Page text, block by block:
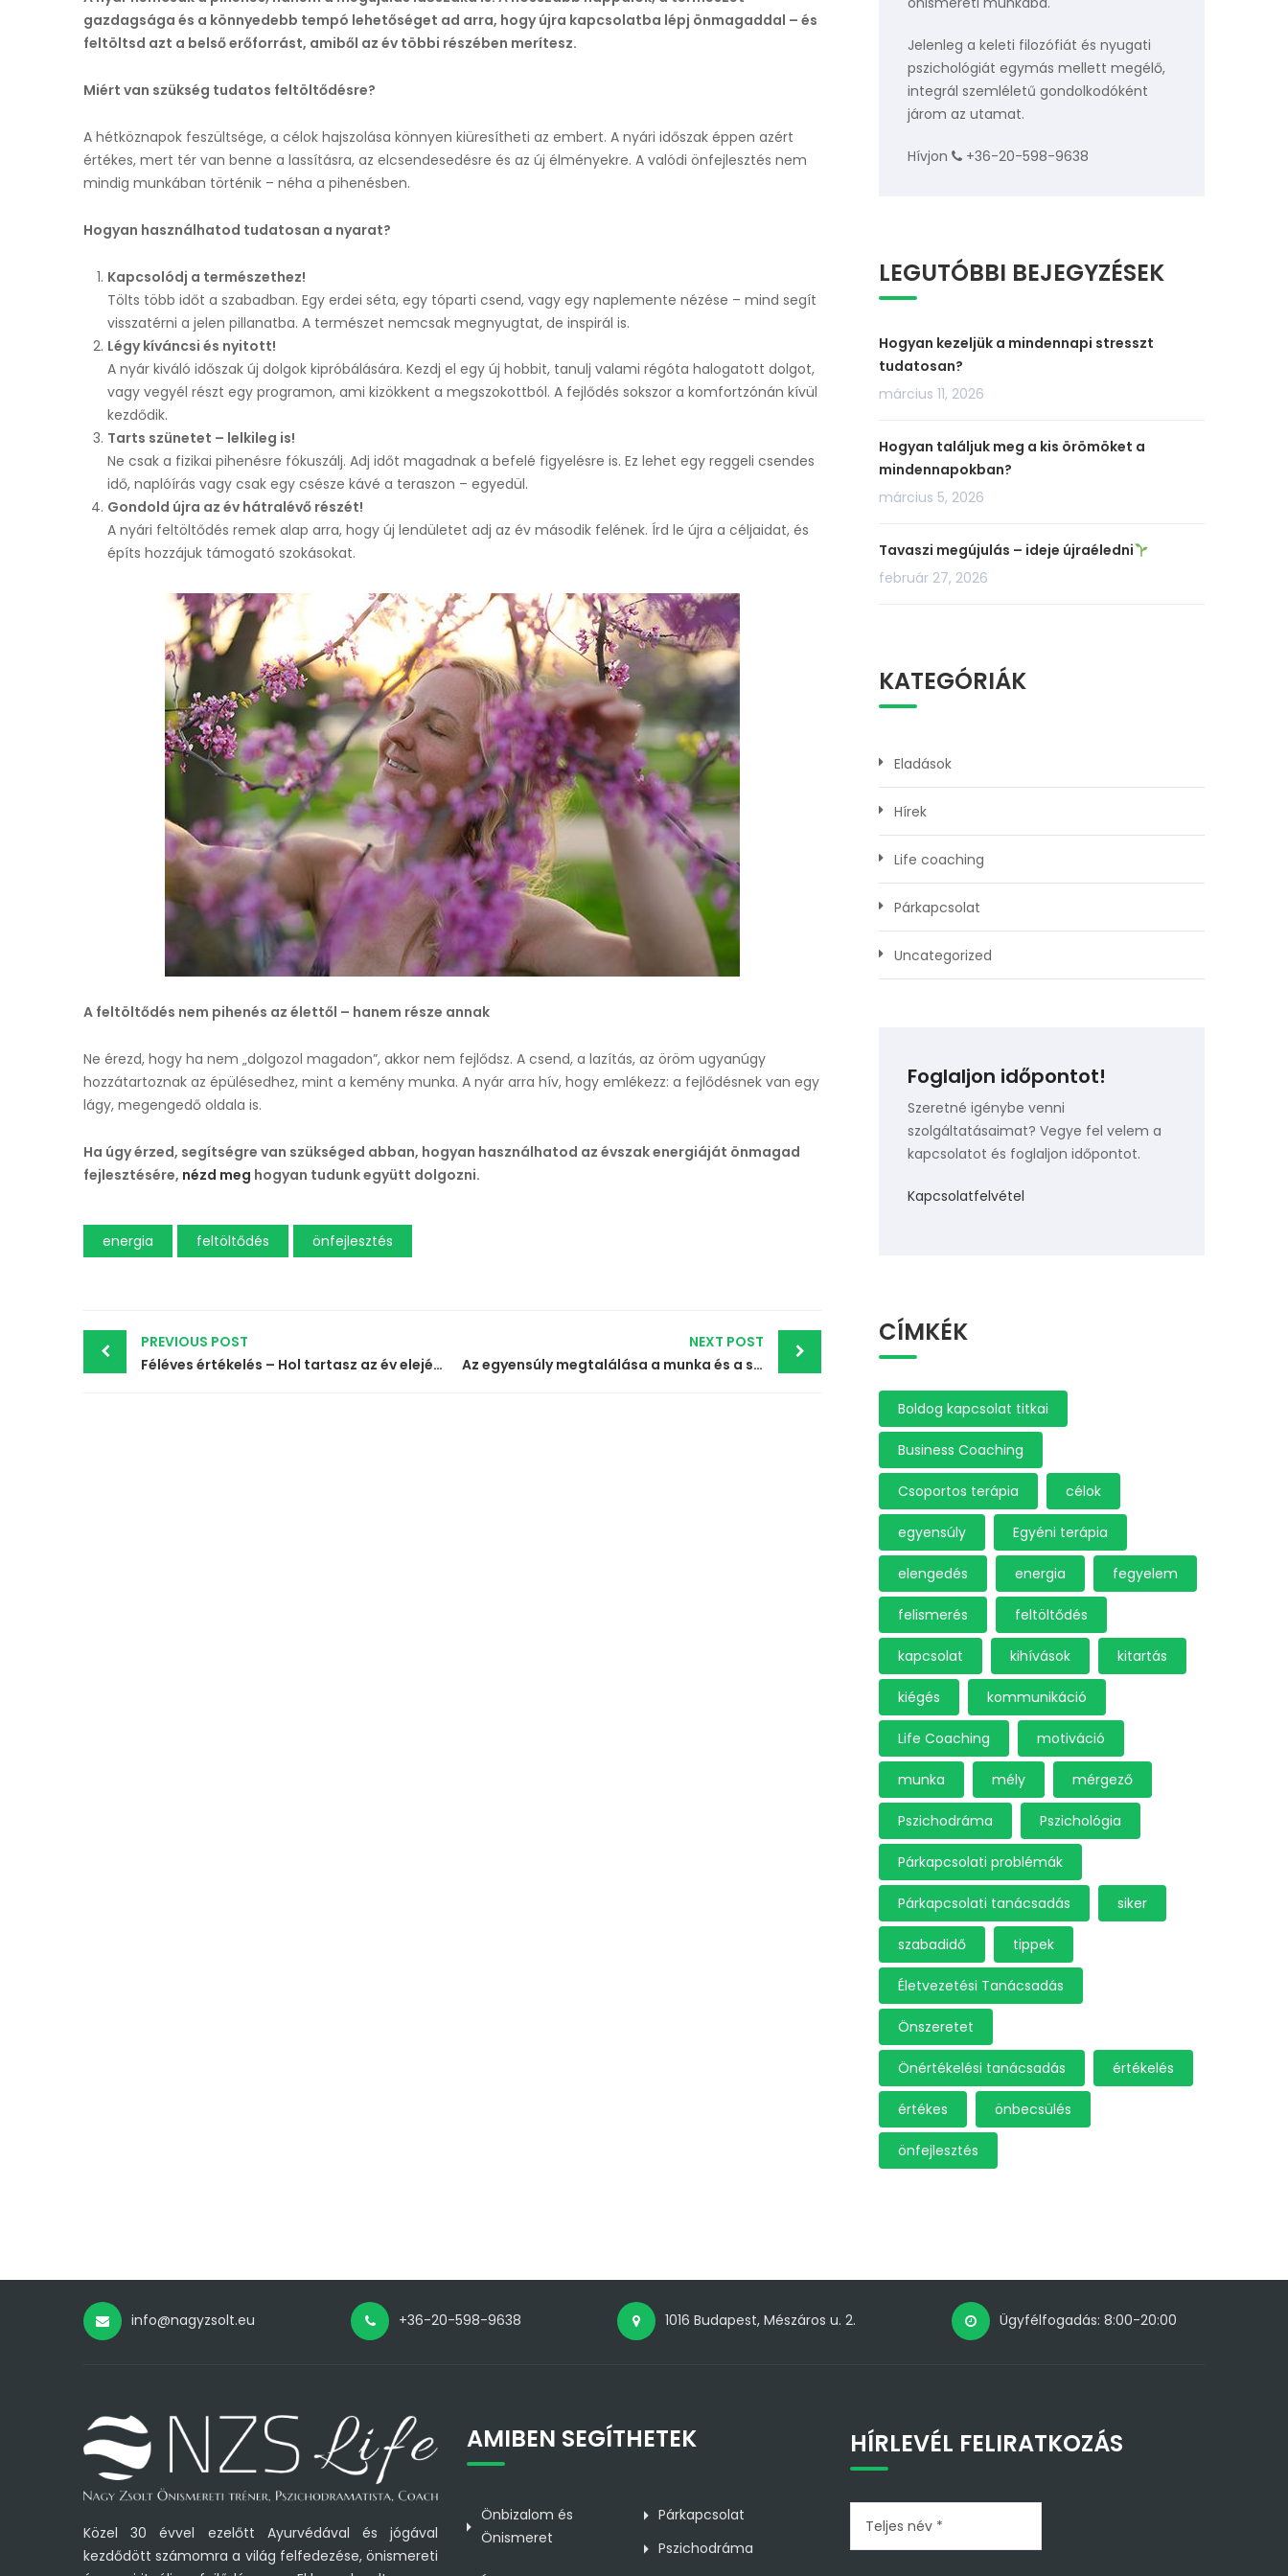
gazdagsága és a könnyedebb tempó lehetőséget ad arra, hogy újra kapcsolatba lépj önmagaddal – és
feltöltsd azt a belső erőforrást, amiből az év többi részében merítesz.
Miért van szükség tudatos feltöltődésre?
A hétköznapok feszültsége, a célok hajszolása könnyen kiüresítheti az embert. A nyári időszak éppen azért
értékes, mert tér van benne a lassításra, az elcsendesedésre és az új élményekre. A valódi önfejlesztés nem
mindig munkában történik – néha a pihenésben.
Hogyan használhatod tudatosan a nyarat?
Kapcsolódj a természethez!
Tölts több időt a szabadban. Egy erdei séta, egy tóparti csend, vagy egy naplemente nézése – mind segít
visszatérni a jelen pillanatba. A természet nemcsak megnyugtat, de inspirál is.
Légy kíváncsi és nyitott!
A nyár kiváló időszak új dolgok kipróbálására. Kezdj el egy új hobbit, tanulj valami régóta halogatott dolgot,
vagy vegyél részt egy programon, ami kizökkent a megszokottból. A fejlődés sokszor a komfortzónán kívül
kezdődik.
Tarts szünetet – lelkileg is!
Ne csak a fizikai pihenésre fókuszálj. Adj időt magadnak a befelé figyelésre is. Ez lehet egy reggeli csendes
idő, naplóírás vagy csak egy csésze kávé a teraszon – egyedül.
Gondold újra az év hátralévő részét!
A nyári feltöltődés remek alap arra, hogy új lendületet adj az év második felének. Írd le újra a céljaidat, és
építs hozzájuk támogató szokásokat.
A feltöltődés nem pihenés az élettől – hanem része annak
Ne érezd, hogy ha nem „dolgozol magadon”, akkor nem fejlődsz. A csend, a lazítás, az öröm ugyanúgy
hozzátartoznak az épülésedhez, mint a kemény munka. A nyár arra hív, hogy emlékezz: a fejlődésnek van egy
lágy, megengedő oldala is.
Ha úgy érzed, segítségre van szükséged abban, hogyan használhatod az évszak energiáját önmagad
fejlesztésére, nézd meg hogyan tudunk együtt dolgozni.
energia feltöltődés önfejlesztés
Post
navigation
PREVIOUS POST
Féléves értékelés – Hol tartasz az év elején kitűzött céljaiddal?
NEXT POST
Az egyensúly megtalálása a munka és a szabadidő között – tippek a kiégés ellen
Jelenleg a keleti filozófiát és nyugati
pszichológiát egymás mellett megélő,
integrál szemléletű gondolkodóként
járom az utamat.
Hívjon +36-20-598-9638
LEGUTÓBBI BEJEGYZÉSEK
Hogyan kezeljük a mindennapi stresszt
tudatosan?
március 11, 2026
Hogyan találjuk meg a kis örömöket a
mindennapokban?
március 5, 2026
Tavaszi megújulás – ideje újraéledni
február 27, 2026
KATEGÓRIÁK
Eladások
Hírek
Life coaching
Párkapcsolat
Uncategorized
Foglaljon időpontot!
Szeretné igénybe venni
szolgáltatásaimat? Vegye fel velem a
kapcsolatot és foglaljon időpontot.
Kapcsolatfelvétel
CÍMKÉK
Boldog kapcsolat titkai
Business Coaching
Csoportos terápia célok
egyensúly Egyéni terápia
elengedés energia fegyelem
felismerés feltöltődés
kapcsolat kihívások kitartás
kiégés kommunikáció
Life Coaching motiváció
munka mély mérgező
Pszichodráma Pszichológia
Párkapcsolati problémák
Párkapcsolati tanácsadás siker
szabadidő tippek
Életvezetési Tanácsadás
Önszeretet
Önértékelési tanácsadás értékelés
értékes önbecsülés
önfejlesztés
info@nagyzsolt.eu +36-20-598-9638 1016 Budapest, Mészáros u. 2. Ügyfélfogadás: 8:00-20:00
Közel 30 évvel ezelőtt Ayurvédával és jógával
kezdődött számomra a világ felfedezése, önismereti
AMIBEN SEGÍTHETEK
Önbizalom és
Önismeret
Párkapcsolat
Pszichodráma
HÍRLEVÉL FELIRATKOZÁS